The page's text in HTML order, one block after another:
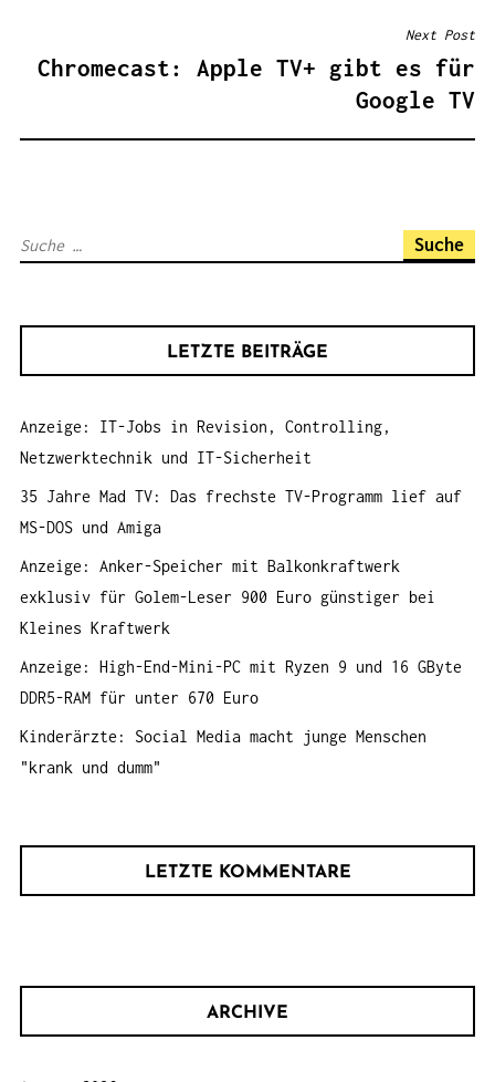
I
I
Next Post
Chromecast: Apple TV+ gibt es für
Google TV
S
a
c
h
:
LETZTE BEITRÄGE
Anzeige: IT-Jobs in Revision, Controlling,
Netzwerktechnik und IT-Sicherheit
35 Jahre Mad TV: Das frechste TV-Programm lief auf
MS-DOS und Amiga
Anzeige: Anker-Speicher mit Balkonkraftwerk
exklusiv für Golem-Leser 900 Euro günstiger bei
Kleines Kraftwerk
Anzeige: High-End-Mini-PC mit Ryzen 9 und 16 GByte
DDR5-RAM für unter 670 Euro
Kinderärzte: Social Media macht junge Menschen
"krank und dumm"
LETZTE KOMMENTARE
ARCHIVE